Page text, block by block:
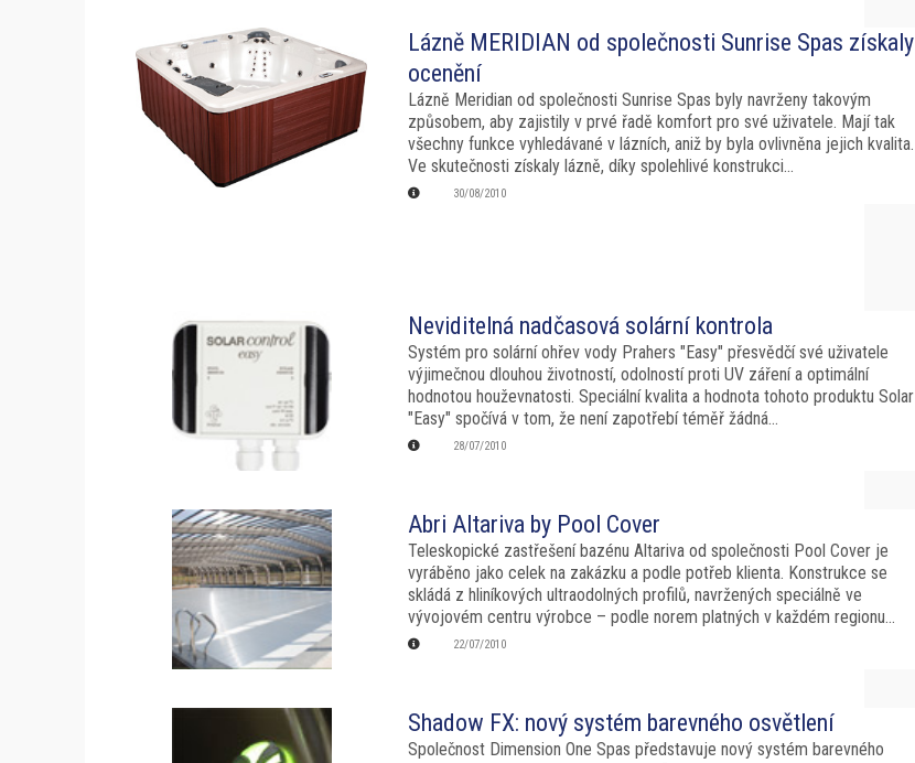
Lázně MERIDIAN od společnosti Sunrise Spas získaly
ocenění
Lázně Meridian od společnosti Sunrise Spas byly navrženy takovým
způsobem, aby zajistily v prvé řadě komfort pro své uživatele. Mají tak
všechny funkce vyhledávané v lázních, aniž by byla ovlivněna jejich kvalita.
Ve skutečnosti získaly lázně, díky spolehlivé konstrukci...
30/08/2010
Neviditelná nadčasová solární kontrola
Systém pro solární ohřev vody Prahers "Easy" přesvědčí své uživatele
výjimečnou dlouhou životností, odolností proti UV záření a optimální
hodnotou houževnatosti. Speciální kvalita a hodnota tohoto produktu Solar
"Easy" spočívá v tom, že není zapotřebí téměř žádná...
28/07/2010
Abri Altariva by Pool Cover
Teleskopické zastřešení bazénu Altariva od společnosti Pool Cover je
vyráběno jako celek na zakázku a podle potřeb klienta. Konstrukce se
skládá z hliníkových ultraodolných profilů, navržených speciálně ve
vývojovém centru výrobce – podle norem platných v každém regionu...
22/07/2010
Shadow FX: nový systém barevného osvětlení
Společnost Dimension One Spas představuje nový systém barevného